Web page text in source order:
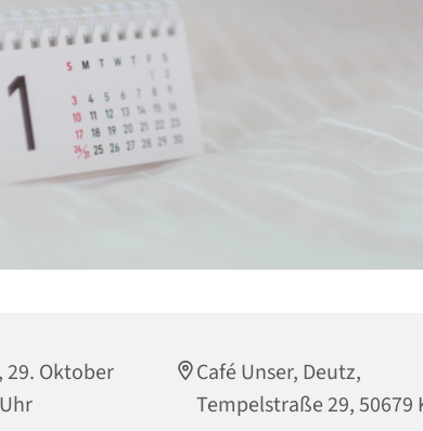
29. Oktober
Café Unser, Deutz,
Tempelstraße 29, 50679